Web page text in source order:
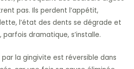
pas. Ils perdent l’appétit,
l’état des dents se dégrade et
dramatique, s’installe.
par la gingivite est réversible dans